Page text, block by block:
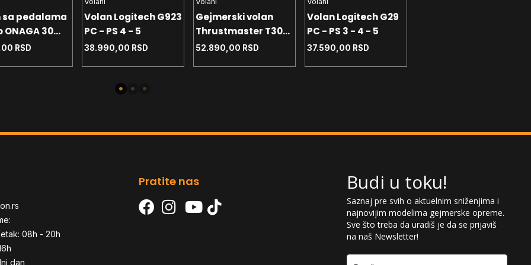
sa pedalama
ONAGA 30
USBRSD
Volan Logitech G923
PC - PS 4 - 5
38.990,00 RSD
Gejmerski volan
Thrustmaster T300
RS GT Edition Eu
52.890,00 RSD
Volan Logitech G29
PC - PS 3 - 4 - 5
37.590,00 RSD
08h - 20h
dan
Pratite nas Budi u toku!
Saznaj pre svih o aktuelnim sniženjima i
najnovijim modelima gejmerske opreme.
Sve što treba da uradiš je da se prijaviš
na naš Newsletter!